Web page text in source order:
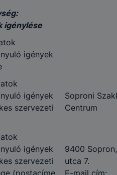
igénylése
igények
igények
szervezeti
Soproni
Centrum
igények
szervezeti
(postacíme,
9400
utca 7.
E-mail cím: